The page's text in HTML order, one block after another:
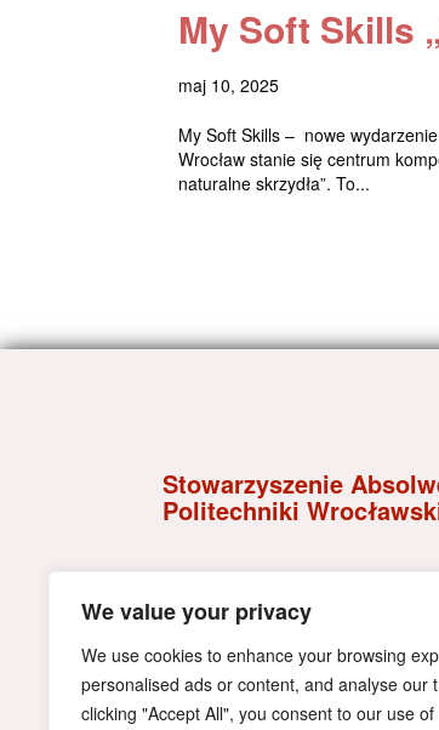
We value your privacy
We use cookies to enhance your browsing
personalised ads or content, and analyse our
clicking "Accept All", you consent to our use of
My Soft Skills
maj 10, 2025
My Soft Skills – nowe
Wrocław stanie się centrum
naturalne skrzydła”. To...
Stowarzyszenie
Politechniki
50-370 Wrocław
e-mail:
kontakt@alumni.pwr.edu.pl
NIP:898-20-32-447
tel. +48 71 320 41 35;
tel. +48 71 320 41 09